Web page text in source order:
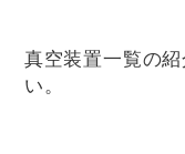
真空装置一覧の紹
い。